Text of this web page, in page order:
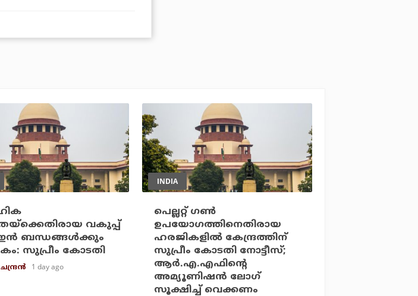
വകുപ്പ്
ഇന്‍ ബന്ധങ്ങള്‍ക്കും
സുപ്രീം കോടതി
1 day ago
INDIA
പെല്ലറ്റ് ഗണ്‍
ഉപയോഗത്തിനെതിരായ
ഹരജികളില്‍ കേന്ദ്രത്തിന്
സുപ്രീം കോടതി നോട്ടീസ്;
ആര്‍.എ.എഫിന്റെ
അമ്യൂണിഷന്‍ ലോഗ്
സൂക്ഷിച്ച് വെക്കണം